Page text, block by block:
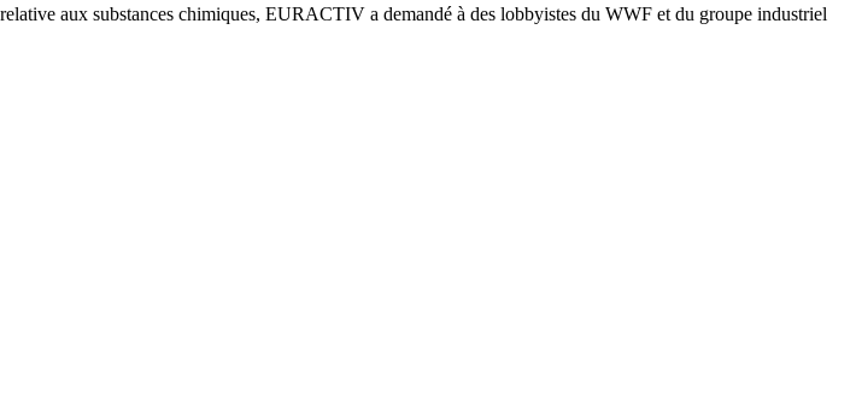
aux substances chimiques, EURACTIV a demandé à des lobbyistes du WWF et du groupe industriel